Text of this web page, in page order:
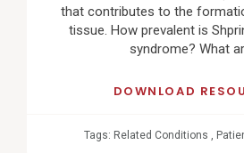
that contributes to the
tissue. How prevalent is
syndrome? What
DOWNLOAD
Tags: Related Conditions